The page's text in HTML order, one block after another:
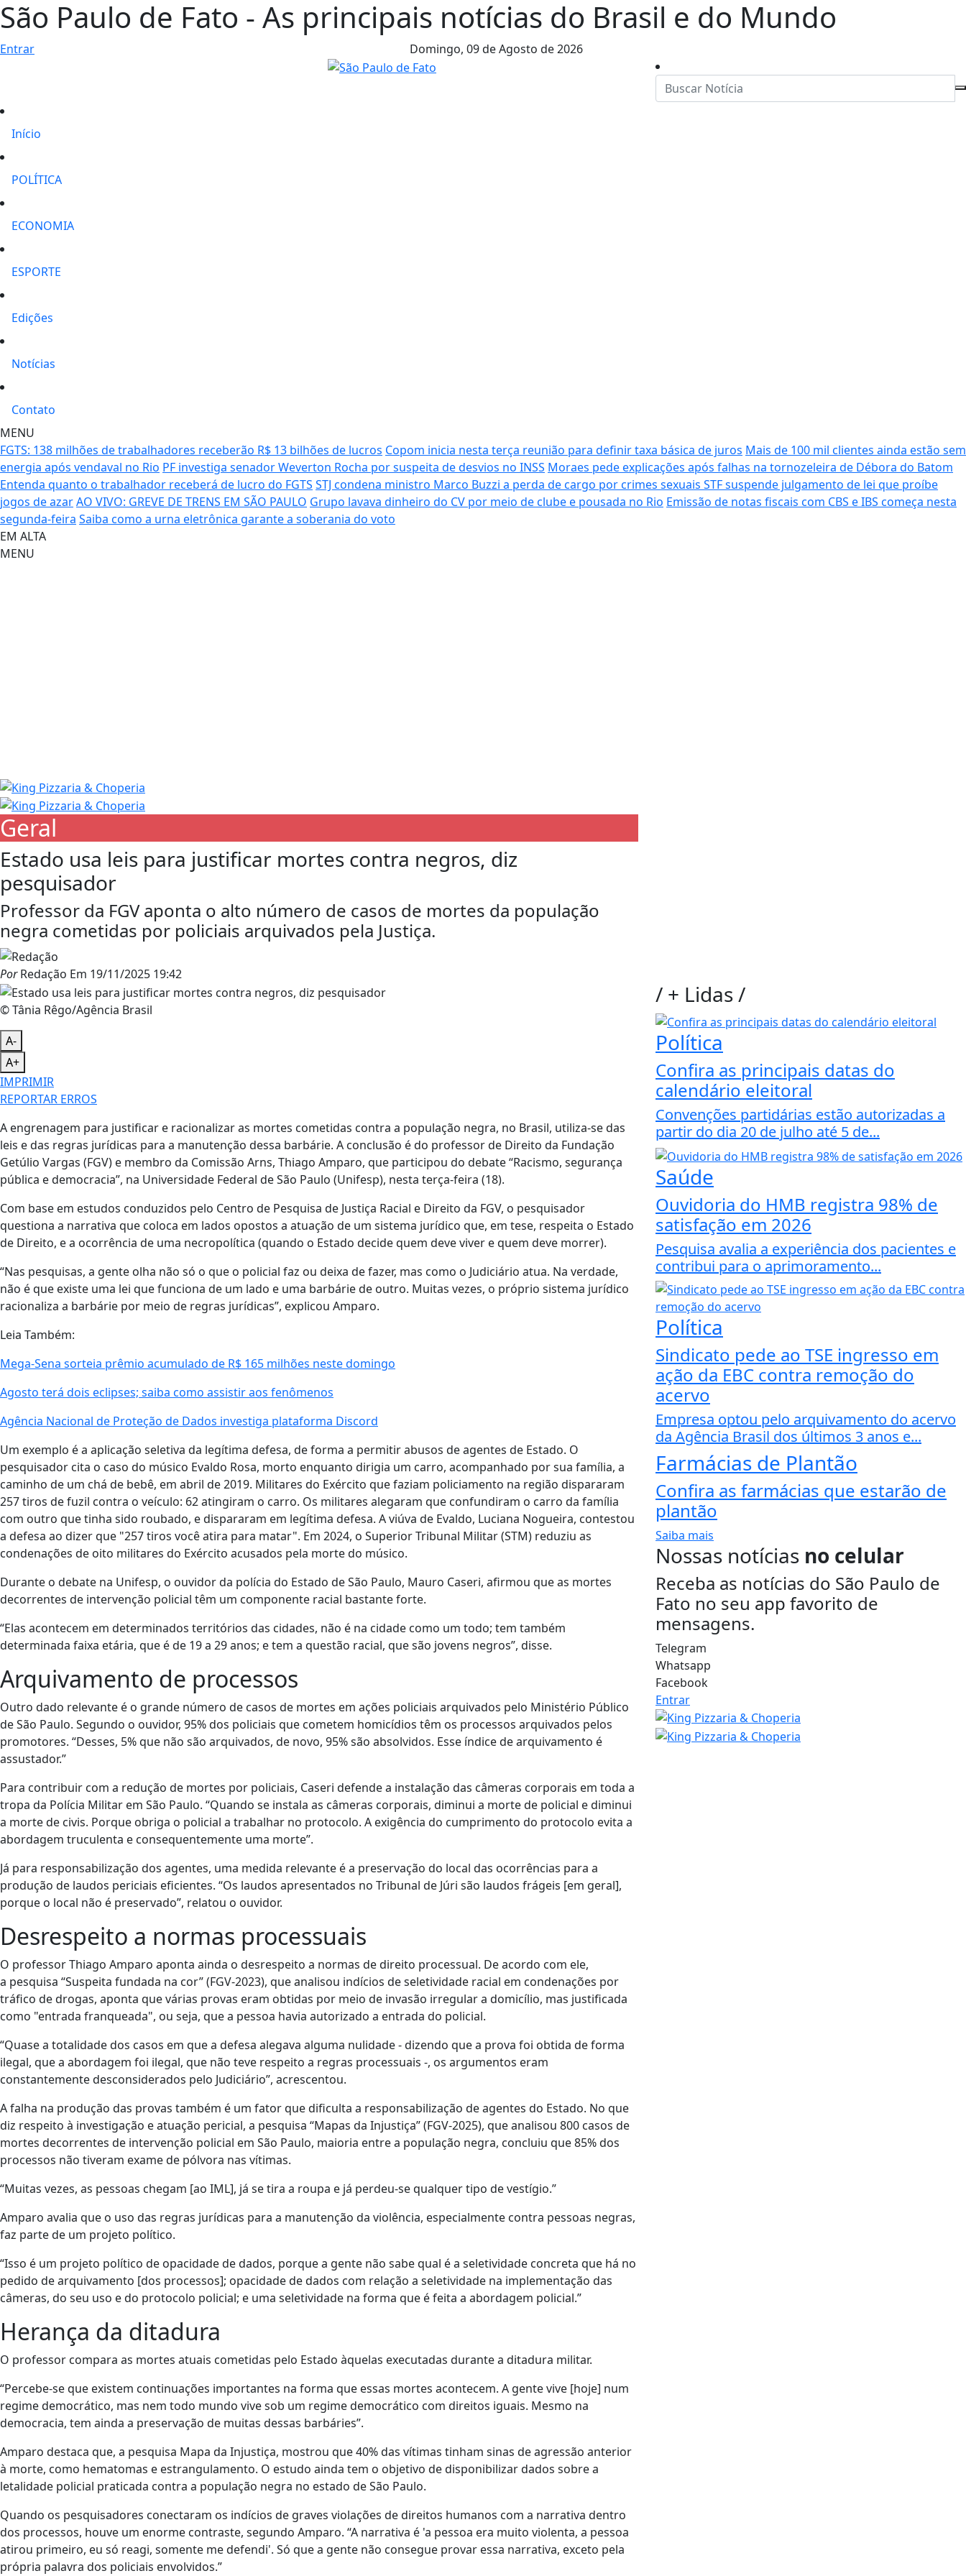
São Paulo de Fato - As principais notícias do Brasil e do Mundo
Entrar Domingo, 09 de Agosto de 2026
Início
POLÍTICA
ECONOMIA
ESPORTE
Edições
Notícias
Contato
MENU
FGTS: 138 milhões de trabalhadores receberão R$ 13 bilhões de lucros Copom inicia nesta terça reunião para definir taxa básica de juros Mais de 100 mil clientes ainda estão sem
energia após vendaval no Rio PF investiga senador Weverton Rocha por suspeita de desvios no INSS Moraes pede explicações após falhas na tornozeleira de Débora do Batom
Entenda quanto o trabalhador receberá de lucro do FGTS STJ condena ministro Marco Buzzi a perda de cargo por crimes sexuais STF suspende julgamento de lei que proíbe
jogos de azarAO VIVO: GREVE DE TRENS EM SÃO PAULO Grupo lavava dinheiro do CV por meio de clube e pousada no Rio Emissão de notas fiscais com CBS e IBS começa nesta
segunda-feira Saiba como a urna eletrônica garante a soberania do voto
EM ALTA
MENU
Geral
Estado usa leis para justificar mortes contra negros, diz
pesquisador
Professor da FGV aponta o alto número de casos de mortes da população
negra cometidas por policiais arquivados pela Justiça.
PorRedação Em 19/11/2025 19:42
© Tânia Rêgo/Agência Brasil
A-
A+
IMPRIMIR
REPORTAR ERROS
A engrenagem para justificar e racionalizar as mortes cometidas contra a população negra, no Brasil, utiliza-se das
leis e das regras jurídicas para a manutenção dessa barbárie. A conclusão é do professor de Direito da Fundação
Getúlio Vargas (FGV) e membro da Comissão Arns, Thiago Amparo, que participou do debate “Racismo, segurança
pública e democracia”, na Universidade Federal de São Paulo (Unifesp), nesta terça-feira (18).
Com base em estudos conduzidos pelo Centro de Pesquisa de Justiça Racial e Direito da FGV, o pesquisador
questiona a narrativa que coloca em lados opostos a atuação de um sistema jurídico que, em tese, respeita o Estado
de Direito, e a ocorrência de uma necropolítica (quando o Estado decide quem deve viver e quem deve morrer).
“Nas pesquisas, a gente olha não só o que o policial faz ou deixa de fazer, mas como o Judiciário atua. Na verdade,
não é que existe uma lei que funciona de um lado e uma barbárie de outro. Muitas vezes, o próprio sistema jurídico
racionaliza a barbárie por meio de regras jurídicas”, explicou Amparo.
Leia Também:
Mega-Sena sorteia prêmio acumulado de R$ 165 milhões neste domingo
Agosto terá dois eclipses; saiba como assistir aos fenômenos
Agência Nacional de Proteção de Dados investiga plataforma Discord
Um exemplo é a aplicação seletiva da legítima defesa, de forma a permitir abusos de agentes de Estado. O
pesquisador cita o caso do músico Evaldo Rosa, morto enquanto dirigia um carro, acompanhado por sua família, a
caminho de um chá de bebê, em abril de 2019. Militares do Exército que faziam policiamento na região dispararam
257 tiros de fuzil contra o veículo: 62 atingiram o carro. Os militares alegaram que confundiram o carro da família
com outro que tinha sido roubado, e dispararam em legítima defesa. A viúva de Evaldo, Luciana Nogueira, contestou
a defesa ao dizer que "257 tiros você atira para matar". Em 2024, o Superior Tribunal Militar (STM) reduziu as
condenações de oito militares do Exército acusados pela morte do músico.
Durante o debate na Unifesp, o ouvidor da polícia do Estado de São Paulo, Mauro Caseri, afirmou que as mortes
decorrentes de intervenção policial têm um componente racial bastante forte.
“Elas acontecem em determinados territórios das cidades, não é na cidade como um todo; tem também
determinada faixa etária, que é de 19 a 29 anos; e tem a questão racial, que são jovens negros”, disse.
Arquivamento de processos
Outro dado relevante é o grande número de casos de mortes em ações policiais arquivados pelo Ministério Público
de São Paulo. Segundo o ouvidor, 95% dos policiais que cometem homicídios têm os processos arquivados pelos
promotores. “Desses, 5% que não são arquivados, de novo, 95% são absolvidos. Esse índice de arquivamento é
assustador.”
Para contribuir com a redução de mortes por policiais, Caseri defende a instalação das câmeras corporais em toda a
tropa da Polícia Militar em São Paulo. “Quando se instala as câmeras corporais, diminui a morte de policial e diminui
a morte de civis. Porque obriga o policial a trabalhar no protocolo. A exigência do cumprimento do protocolo evita a
abordagem truculenta e consequentemente uma morte”.
Já para responsabilização dos agentes, uma medida relevante é a preservação do local das ocorrências para a
produção de laudos periciais eficientes. “Os laudos apresentados no Tribunal de Júri são laudos frágeis [em geral],
porque o local não é preservado”, relatou o ouvidor.
Desrespeito a normas processuais
O professor Thiago Amparo aponta ainda o desrespeito a normas de direito processual. De acordo com ele,
a pesquisa “Suspeita fundada na cor” (FGV-2023), que analisou indícios de seletividade racial em condenações por
tráfico de drogas, aponta que várias provas eram obtidas por meio de invasão irregular a domicílio, mas justificada
como "entrada franqueada", ou seja, que a pessoa havia autorizado a entrada do policial.
“Quase a totalidade dos casos em que a defesa alegava alguma nulidade - dizendo que a prova foi obtida de forma
ilegal, que a abordagem foi ilegal, que não teve respeito a regras processuais -, os argumentos eram
constantemente desconsiderados pelo Judiciário”, acrescentou.
A falha na produção das provas também é um fator que dificulta a responsabilização de agentes do Estado. No que
diz respeito à investigação e atuação pericial, a pesquisa “Mapas da Injustiça” (FGV-2025), que analisou 800 casos de
mortes decorrentes de intervenção policial em São Paulo, maioria entre a população negra, concluiu que 85% dos
processos não tiveram exame de pólvora nas vítimas.
“Muitas vezes, as pessoas chegam [ao IML], já se tira a roupa e já perdeu-se qualquer tipo de vestígio.”
Amparo avalia que o uso das regras jurídicas para a manutenção da violência, especialmente contra pessoas negras,
faz parte de um projeto político.
“Isso é um projeto político de opacidade de dados, porque a gente não sabe qual é a seletividade concreta que há no
pedido de arquivamento [dos processos]; opacidade de dados com relação a seletividade na implementação das
câmeras, do seu uso e do protocolo policial; e uma seletividade na forma que é feita a abordagem policial.”
Herança da ditadura
O professor compara as mortes atuais cometidas pelo Estado àquelas executadas durante a ditadura militar.
“Percebe-se que existem continuações importantes na forma que essas mortes acontecem. A gente vive [hoje] num
regime democrático, mas nem todo mundo vive sob um regime democrático com direitos iguais. Mesmo na
democracia, tem ainda a preservação de muitas dessas barbáries”.
Amparo destaca que, a pesquisa Mapa da Injustiça, mostrou que 40% das vítimas tinham sinas de agressão anterior
à morte, como hematomas e estrangulamento. O estudo ainda tem o objetivo de disponibilizar dados sobre a
letalidade policial praticada contra a população negra no estado de São Paulo.
Quando os pesquisadores conectaram os indícios de graves violações de direitos humanos com a narrativa dentro
dos processos, houve um enorme contraste, segundo Amparo. “A narrativa é 'a pessoa era muito violenta, a pessoa
atirou primeiro, eu só reagi, somente me defendi'. Só que a gente não consegue provar essa narrativa, exceto pela
própria palavra dos policiais envolvidos.”
/ + Lidas/
Política
Confira as principais datas do
calendário eleitoral
Convenções partidárias estão autorizadas a
partir do dia 20 de julho até 5 de...
Saúde
Ouvidoria do HMB registra 98% de
satisfação em 2026
Pesquisa avalia a experiência dos pacientes e
contribui para o aprimoramento...
Política
Sindicato pede ao TSE ingresso em
ação da EBC contra remoção do
acervo
Empresa optou pelo arquivamento do acervo
da Agência Brasil dos últimos 3 anos e...
Farmácias de Plantão
Confira as farmácias que estarão de
plantão
Saiba mais
Nossas notícias no celular
Receba as notícias do São Paulo de
Fato no seu app favorito de
mensagens.
Telegram
Whatsapp
Facebook
Entrar